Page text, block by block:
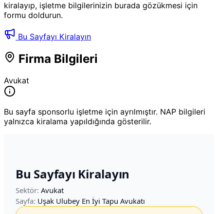
kiralayıp, işletme bilgilerinizin burada gözükmesi için
formu doldurun.
Bu Sayfayı Kiralayın
Firma Bilgileri
Avukat
Bu sayfa sponsorlu işletme için ayrılmıştır. NAP bilgileri
yalnızca kiralama yapıldığında gösterilir.
Bu Sayfayı Kiralayın
Sektör: Avukat
Sayfa: Uşak Ulubey En İyi Tapu Avukatı